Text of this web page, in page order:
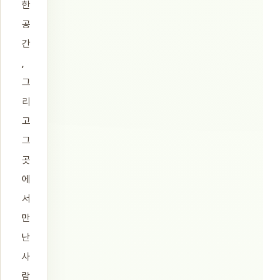
한
공
간
,
그
리
고
그
곳
에
서
만
난
사
람